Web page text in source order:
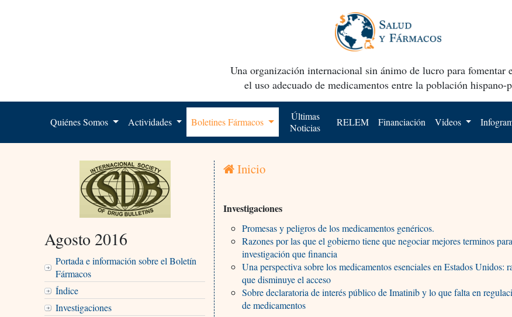
Una organización internacional sin ánimo de lucro para fomentar
el uso adecuado de medicamentos entre la población hispano-
Quiénes Somos Actividades Boletines Fármacos
Últimas
Noticias
RELEM Financiación Videos
Agosto 2016
Portada e información sobre el Boletín
Fármacos
Índice
Investigaciones
Inicio
Investigaciones
Promesas y peligros de los medicamentos genéricos.
Razones por las que el gobierno tiene que negociar mejores terminos
investigación que financia
Una perspectiva sobre los medicamentos esenciales en Estados Unidos:
que disminuye el acceso
Sobre declaratoria de interés público de Imatinib y lo que falta en
de medicamentos